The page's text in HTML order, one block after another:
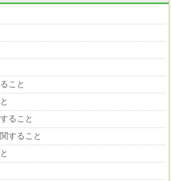
こと
ること
すること